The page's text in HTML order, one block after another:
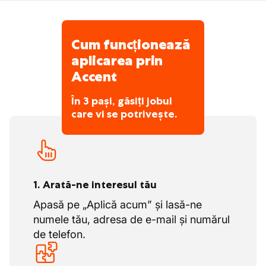
Cum funcționează
aplicarea prin
Accent
În 3 pași, găsiți jobul
care vi se potrivește.
1. Arată-ne interesul tău
Apasă pe „Aplică acum” și lasă-ne
numele tău, adresa de e-mail și numărul
de telefon.